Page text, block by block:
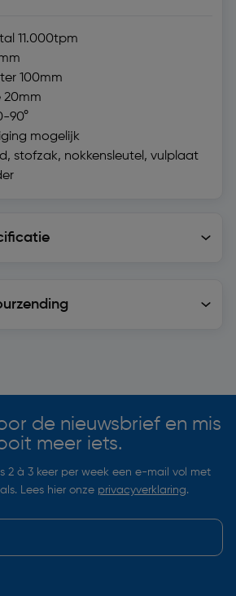
11.000tpm
100mm
20mm
90°
mogelijk
stofzak, nokkensleutel, vulplaat
de nieuwsbrief en mis
meer iets.
2 à 3 keer per week een e-mail vol met
Lees hier onze privacyverklaring.